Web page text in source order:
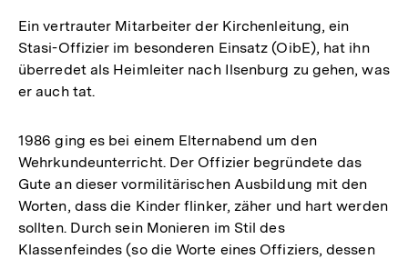
Ein vertrauter Mitarbeiter der Kirchenleitung, ein
Stasi-Offizier im besonderen Einsatz (OibE), hat ihn
überredet als Heimleiter nach Ilsenburg zu gehen, was
er auch tat.
1986 ging es bei einem Elternabend um den
Wehrkundeunterricht. Der Offizier begründete das
Gute an dieser vormilitärischen Ausbildung mit den
Worten, dass die Kinder flinker, zäher und hart werden
sollten. Durch sein Monieren im Stil des
Klassenfeindes (so die Worte eines Offiziers, dessen